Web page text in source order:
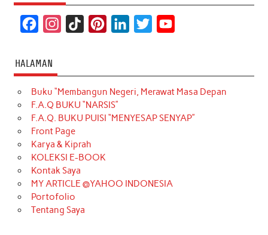
c
e
b
o
o
k
t
a
g
r
a
m
T
o
k
t
e
r
k
e
d
t
t
e
T
u
b
HALAMAN
Buku “Membangun Negeri, Merawat Masa Depan
F.A.Q BUKU “NARSIS”
F.A.Q. BUKU PUISI “MENYESAP SENYAP”
Front Page
Karya & Kiprah
KOLEKSI E-BOOK
Kontak Saya
MY ARTICLE @YAHOO INDONESIA
Portofolio
Tentang Saya